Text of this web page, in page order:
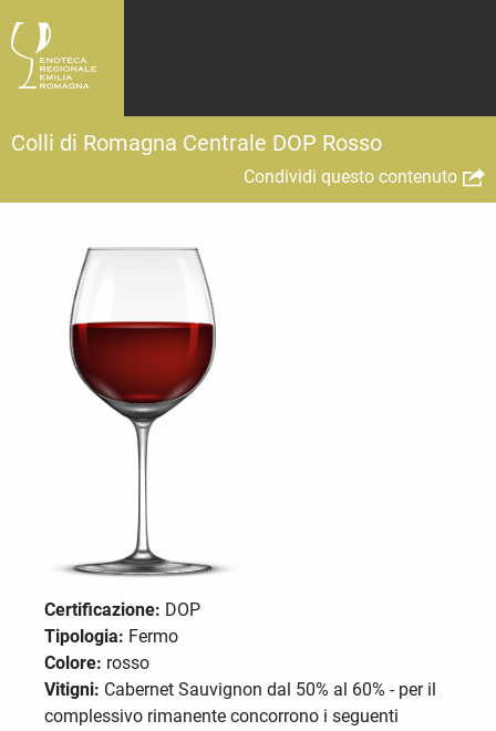
Colli di Romagna Centrale DOP Rosso
Condividi questo contenuto
Certificazione: DOP
Tipologia: Fermo
Colore: rosso
Vitigni: Cabernet Sauvignon dal 50% al 60% - per il
complessivo rimanente concorrono i seguenti